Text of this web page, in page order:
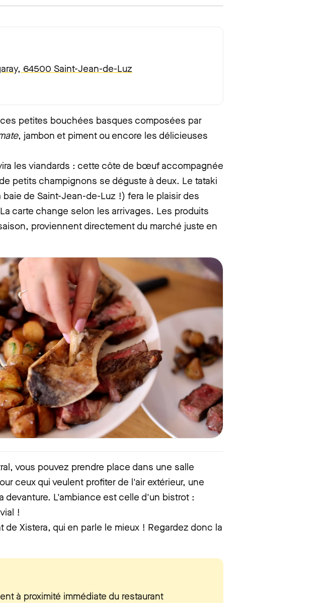
64500 Saint-Jean-de-Luz
petites bouchées basques composées par
, jambon et piment ou encore les délicieuses
les viandards : cette côte de bœuf accompagnée
petits champignons se déguste à deux. Le tataki
de Saint-Jean-de-Luz !) fera le plaisir des
carte change selon les arrivages. Les produits
proviennent directement du marché juste en
vous pouvez prendre place dans une salle
ceux qui veulent profiter de l'air extérieur, une
devanture. L'ambiance est celle d'un bistrot :
!
de Xistera, qui en parle le mieux ! Regardez donc la
à proximité immédiate du restaurant